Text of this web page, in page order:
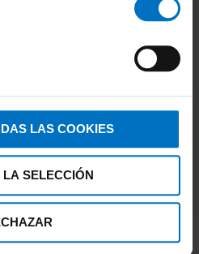
LAS COOKIES
LA SELECCIÓN
PUEDE